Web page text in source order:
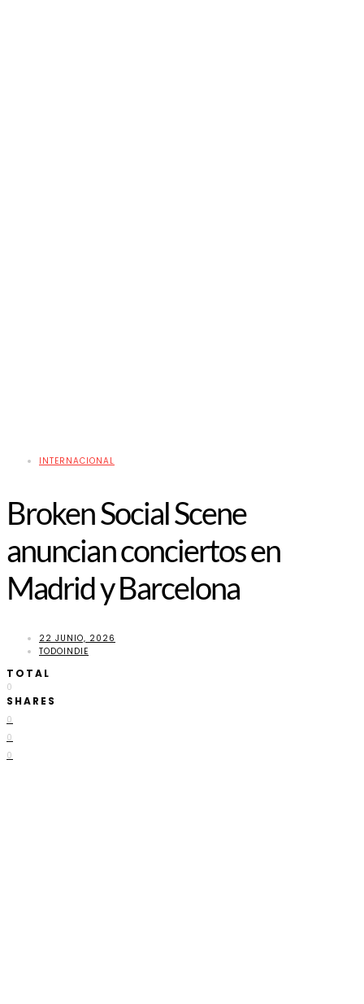
INTERNACIONAL
Broken Social Scene
anuncian conciertos en
Madrid y Barcelona
22 JUNIO, 2026
TODOINDIE
TOTAL
0
SHARES
0
0
0